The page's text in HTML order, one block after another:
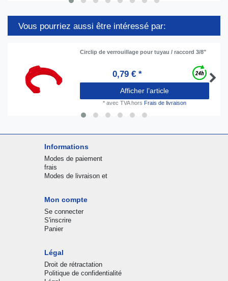
Vous pourriez aussi être intéressé par:
Circlip de verrouillage pour tuyau / raccord 3/8"
0,79 € *
Afficher l’article
* avec TVAhors Frais de livraison
Informations
Modes de paiement
frais
Modes de livraison et
Mon compte
Se connecter
S'inscrire
Panier
Légal
Droit de rétractation
Politique de confidentialité